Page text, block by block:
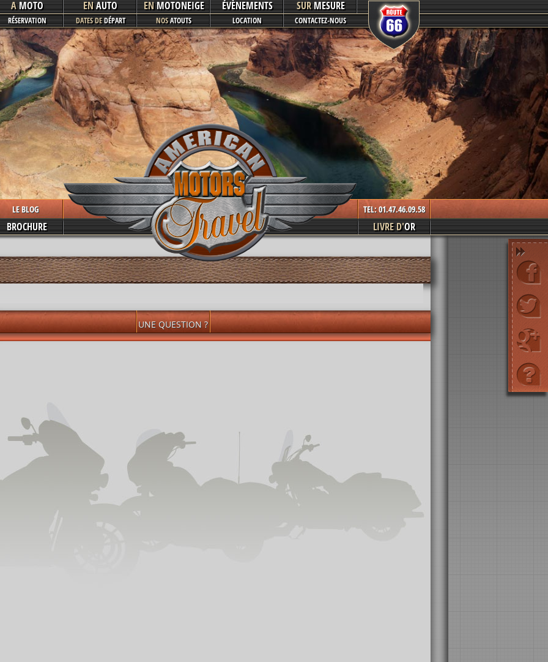
AMOTO ENAUTO ENMOTONEIGE ÉVÈNEMENTS SURMESURE
RÉSERVATION DATES DEDÉPART NOSATOUTS LOCATION CONTACTEZ-NOUS
LE BLOG TEL: 01.47.46.09.58
BROCHURE LIVRE D'OR
UNE QUESTION ?